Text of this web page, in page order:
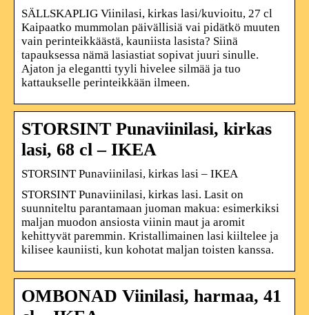
SÄLLSKAPLIG Viinilasi, kirkas lasi/kuvioitu, 27 cl
Kaipaatko mummolan päivällisiä vai pidätkö muuten
vain perinteikkäästä, kauniista lasista? Siinä
tapauksessa nämä lasiastiat sopivat juuri sinulle.
Ajaton ja elegantti tyyli hivelee silmää ja tuo
kattaukselle perinteikkään ilmeen.
STORSINT Punaviinilasi, kirkas
lasi, 68 cl – IKEA
STORSINT Punaviinilasi, kirkas lasi – IKEA
STORSINT Punaviinilasi, kirkas lasi. Lasit on
suunniteltu parantamaan juoman makua: esimerkiksi
maljan muodon ansiosta viinin maut ja aromit
kehittyvät paremmin. Kristallimainen lasi kiiltelee ja
kilisee kauniisti, kun kohotat maljan toisten kanssa.
OMBONAD Viinilasi, harmaa, 41